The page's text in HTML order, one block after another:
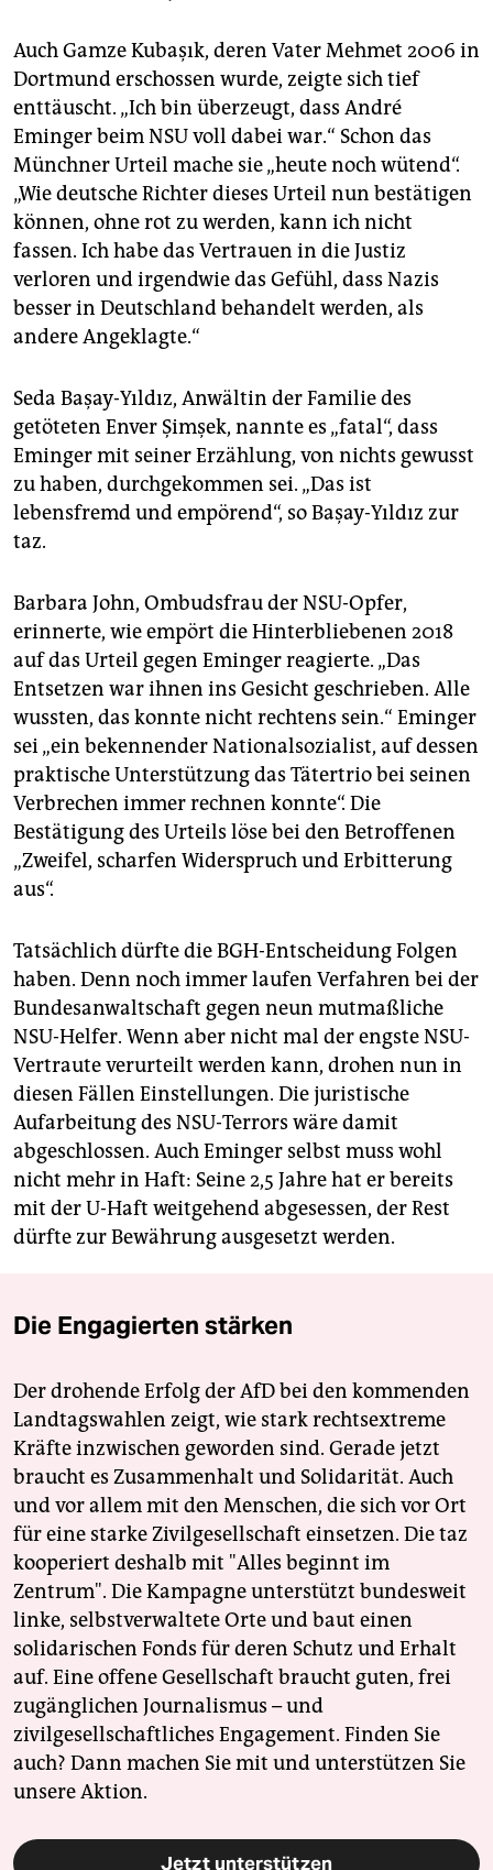
Auch Gamze Kubaşık, deren Vater Mehmet 2006 in
Dortmund erschossen wurde, zeigte sich tief
enttäuscht. „Ich bin überzeugt, dass André
Eminger beim NSU voll dabei war.“ Schon das
Münchner Urteil mache sie „heute noch wütend“.
„Wie deutsche Richter dieses Urteil nun bestätigen
können, ohne rot zu werden, kann ich nicht
fassen. Ich habe das Vertrauen in die Justiz
verloren und irgendwie das Gefühl, dass Nazis
besser in Deutschland behandelt werden, als
andere Angeklagte.“
Seda Başay-Yıldız, Anwältin der Familie des
getöteten Enver Şimşek, nannte es „fatal“, dass
Eminger mit seiner Erzählung, von nichts gewusst
zu haben, durchgekommen sei. „Das ist
lebensfremd und empörend“, so Başay-Yıldız zur
taz.
Barbara John, Ombudsfrau der NSU-Opfer,
erinnerte, wie empört die Hinterbliebenen 2018
auf das Urteil gegen Eminger reagierte. „Das
Entsetzen war ihnen ins Gesicht geschrieben. Alle
wussten, das konnte nicht rechtens sein.“ Eminger
sei „ein bekennender Nationalsozialist, auf dessen
praktische Unterstützung das Tätertrio bei seinen
Verbrechen immer rechnen konnte“. Die
Bestätigung des Urteils löse bei den Betroffenen
„Zweifel, scharfen Widerspruch und Erbitterung
aus“.
Tatsächlich dürfte die BGH-Entscheidung Folgen
haben. Denn noch immer laufen Verfahren bei der
Bundesanwaltschaft gegen neun mutmaßliche
NSU-Helfer. Wenn aber nicht mal der engste NSU-
Vertraute verurteilt werden kann, drohen nun in
diesen Fällen Einstellungen. Die juristische
Aufarbeitung des NSU-Terrors wäre damit
abgeschlossen. Auch Eminger selbst muss wohl
nicht mehr in Haft: Seine 2,5 Jahre hat er bereits
mit der U-Haft weitgehend abgesessen, der Rest
dürfte zur Bewährung ausgesetzt werden.
Die Engagierten stärken
Der drohende Erfolg der AfD bei den kommenden
Landtagswahlen zeigt, wie stark rechtsextreme
Kräfte inzwischen geworden sind. Gerade jetzt
braucht es Zusammenhalt und Solidarität. Auch
und vor allem mit den Menschen, die sich vor Ort
für eine starke Zivilgesellschaft einsetzen. Die taz
kooperiert deshalb mit "Alles beginnt im
Zentrum". Die Kampagne unterstützt bundesweit
linke, selbstverwaltete Orte und baut einen
solidarischen Fonds für deren Schutz und Erhalt
auf. Eine offene Gesellschaft braucht guten, frei
zugänglichen Journalismus – und
zivilgesellschaftliches Engagement. Finden Sie
auch? Dann machen Sie mit und unterstützen Sie
unsere Aktion.
Jetzt unterstützen